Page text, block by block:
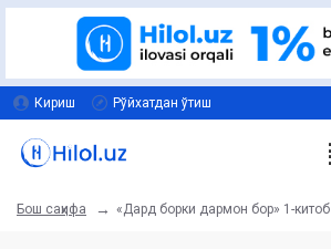
Кириш Рўйхатдан ўтиш
Бош саҳифа «Дард борки дармон бор» 1-китоб